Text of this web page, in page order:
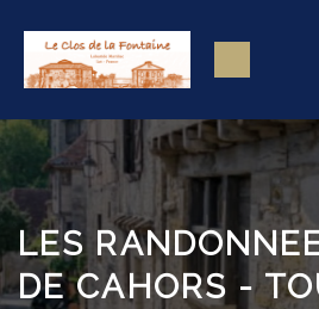
LES
DE CAHORS -